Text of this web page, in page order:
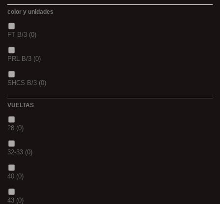
PIÑA
SCOPEX
TUTTI
FRESA
color y unidades
FT B/3 (0)
PRL B/3 (0)
SHCS B/3 (0)
VUELTAS
28 (0)
32-33 (0)
40 (0)
43 (0)